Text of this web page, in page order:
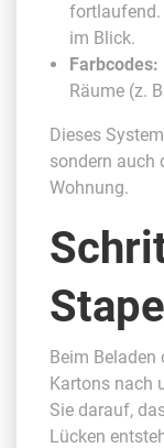
fortlaufend.
im Blick.
Farbcodes:
Räume (z.
Dieses
sondern auch
Wohnung.
Beim Beladen
Kartons nach
Sie darauf,
Lücken